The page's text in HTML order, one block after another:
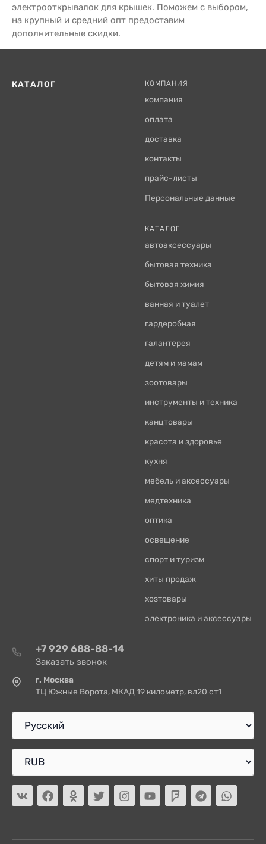
электрооткрывалок для крышек. Поможем с выбором,
на крупный и средний опт предоставим
дополнительные скидки.
КАТАЛОГ КОМПАНИЯ
компания
оплата
доставка
контакты
прайс-листы
Персональные данные
КАТАЛОГ
автоаксессуары
бытовая техника
бытовая химия
ванная и туалет
гардеробная
галантерея
детям и мамам
зоотовары
инструменты и техника
канцтовары
красота и здоровье
кухня
мебель и аксессуары
медтехника
оптика
освещение
спорт и туризм
хиты продаж
хозтовары
электроника и аксессуары
+7 929 688-88-14
Заказать звонок
г. Москва
ТЦ Южные Ворота, МКАД 19 километр, вл20 ст1